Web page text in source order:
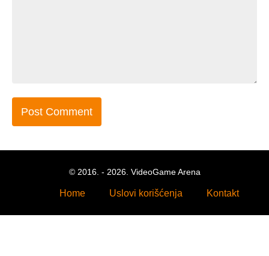
© 2016. - 2026. VideoGame Arena
Home Uslovi korišćenja Kontakt